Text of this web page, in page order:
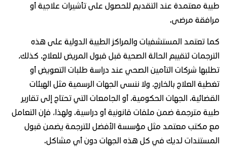
معتمدة عند التقديم للحصول على تأشيرات علاجية أو
مرضى.
تعتمد المستشفيات والمراكز الطبية الدولية على هذه
لتقييم الحالة الصحية قبل قبول المريض للعلاج، كذلك،
شركات التأمين الصحي عند دراسة طلبات التعويض أو
العلاج بالخارج، ولا ننسى الجهات الرسمية مثل الهيئات
الجهات الحكومية، أو الجامعات التي تحتاج إلى تقارير
مترجمة ضمن ملفات قانونية أو دراسية. ولهذا، فإن التعامل
مكتب معتمد مثل مؤسسة الأفضل للترجمة يضمن قبول
لديك في كل هذه الجهات دون أي مشاكل.